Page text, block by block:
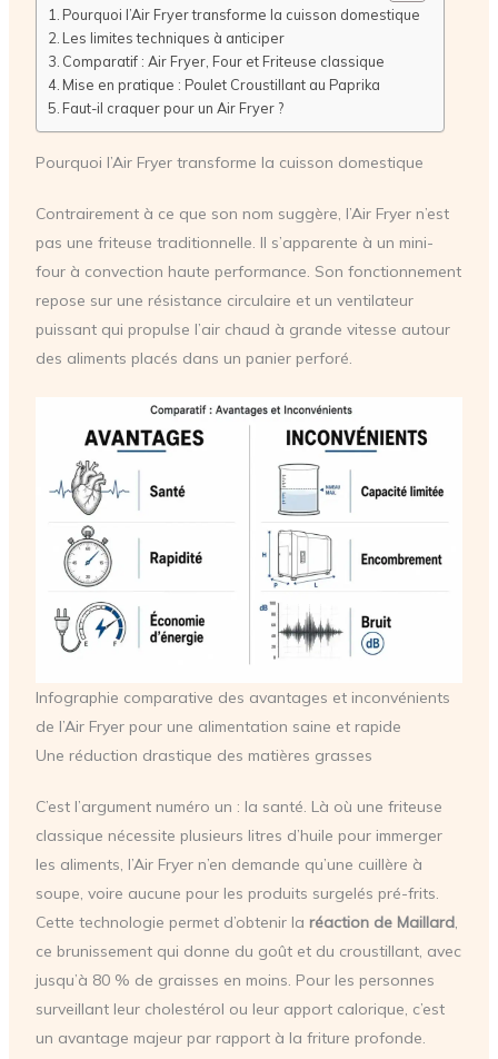
Pourquoi l’Air Fryer transforme la cuisson domestique
Les limites techniques à anticiper
Comparatif : Air Fryer, Four et Friteuse classique
Mise en pratique : Poulet Croustillant au Paprika
Faut-il craquer pour un Air Fryer ?
Pourquoi l’Air Fryer transforme la cuisson domestique
Contrairement à ce que son nom suggère, l’Air Fryer n’est
pas une friteuse traditionnelle. Il s’apparente à un mini-
four à convection haute performance. Son fonctionnement
repose sur une résistance circulaire et un ventilateur
puissant qui propulse l’air chaud à grande vitesse autour
des aliments placés dans un panier perforé.
Infographie comparative des avantages et inconvénients
de l’Air Fryer pour une alimentation saine et rapide
Une réduction drastique des matières grasses
C’est l’argument numéro un : la santé. Là où une friteuse
classique nécessite plusieurs litres d’huile pour immerger
les aliments, l’Air Fryer n’en demande qu’une cuillère à
soupe, voire aucune pour les produits surgelés pré-frits.
Cette technologie permet d’obtenir la réaction de Maillard,
ce brunissement qui donne du goût et du croustillant, avec
jusqu’à 80 % de graisses en moins. Pour les personnes
surveillant leur cholestérol ou leur apport calorique, c’est
un avantage majeur par rapport à la friture profonde.